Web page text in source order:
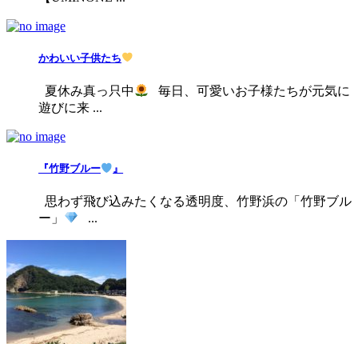
かわいい子供たち
夏休み真っ只中
毎日、可愛いお子様たちが元気に
遊びに来 ...
『竹野ブルー 』
思わず飛び込みたくなる透明度、竹野浜の「竹野ブル
ー」
...